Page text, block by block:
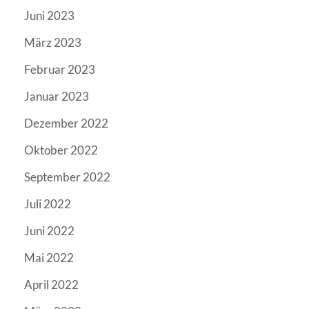
Juni 2023
März 2023
Februar 2023
Januar 2023
Dezember 2022
Oktober 2022
September 2022
Juli 2022
Juni 2022
Mai 2022
April 2022